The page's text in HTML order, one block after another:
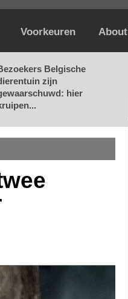
Voorkeuren About
Belgische
zijn
hier